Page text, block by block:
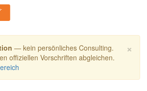
×
— kein persönliches Consulting.
offiziellen Vorschriften abgleichen.